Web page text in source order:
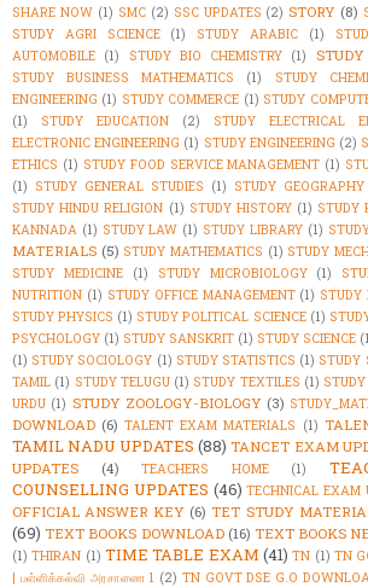
SHARE NOW (1) SMC (2) SSC UPDATES (2) STORY (8)
STUDY AGRI SCIENCE
(1) STUDY ARABIC (1)
AUTOMOBILE (1) STUDY BIO CHEMISTRY (1)
STUDY BUSINESS MATHEMATICS (1) STUDY
ENGINEERING (1) STUDY COMMERCE (1) STUDY
(1)
STUDY EDUCATION (2) STUDY ELECTRICAL
ELECTRONIC ENGINEERING (1) STUDY ENGINEERING (2)
ETHICS (1) STUDY FOOD SERVICE MANAGEMENT (1)
(1) STUDY GENERAL STUDIES (1) STUDY GEOGRAPHY
STUDY HINDU RELIGION (1) STUDY HISTORY (1) STUDY
KANNADA (1) STUDY LAW (1) STUDY LIBRARY (1)
MATERIALS (5) STUDY MATHEMATICS (1) STUDY
STUDY MEDICINE
(1) STUDY MICROBIOLOGY (1)
NUTRITION (1) STUDY OFFICE MANAGEMENT (1) STUDY
STUDY PHYSICS (1) STUDY POLITICAL SCIENCE (1)
PSYCHOLOGY (1) STUDY SANSKRIT (1) STUDY SCIENCE
(1) STUDY SOCIOLOGY (1) STUDY STATISTICS (1) STUDY
TAMIL (1) STUDY TELUGU (1) STUDY TEXTILES (1)
URDU (1) STUDY ZOOLOGY-BIOLOGY (3)
DOWNLOAD (6) TALENT EXAM MATERIALS (1)
TAMIL NADU UPDATES (88) TANCET EXAM
UPDATES
(4) TEACHERS HOME (1)
COUNSELLING UPDATES (46) TECHNICAL EXAM
OFFICIAL ANSWER KEY (6) TET STUDY
(69) TEXT BOOKS DOWNLOAD (16) TEXT BOOKS
(1) THIRAN (1) TIME TABLE EXAM (41) TN (1) TN
| பள்ளிக்கல்வி அரசாணை 1 (2) TN GOVT DSE G.O